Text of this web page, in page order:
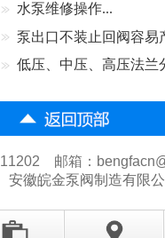
水泵维修操作...
泵出口不装止回阀容易
吗...低压、中压、高压法兰
邮箱：
安徽皖金泵阀制造有限公